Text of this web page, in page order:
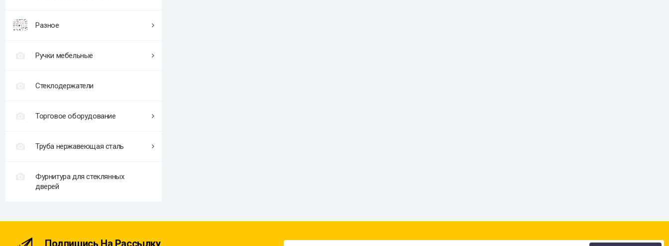
Разное
Ручки мебельные
Стеклодержатели
Торговое оборудование
Труба нержавеющая сталь
Фурнитура для стеклянных
дверей
Подпишись На Рассылку